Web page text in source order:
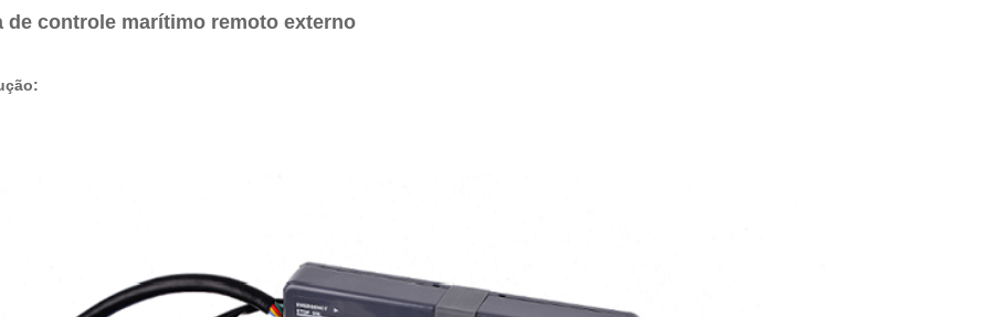
de controle marítimo remoto externo